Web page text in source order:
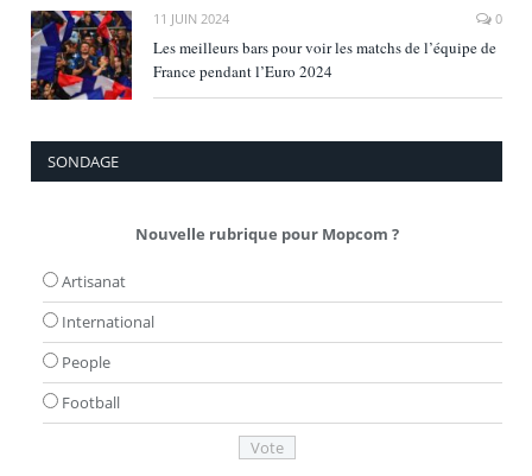
11 JUIN 2024 0
Les meilleurs bars pour voir les matchs de l’équipe de
France pendant l’Euro 2024
SONDAGE
Nouvelle rubrique pour Mopcom ?
Artisanat
International
People
Football